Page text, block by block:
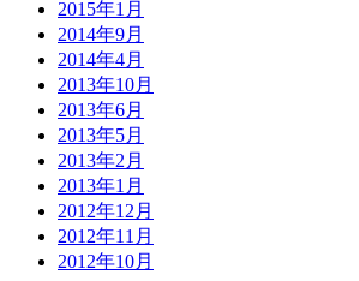
2015年1月
2014年9月
2014年4月
2013年10月
2013年6月
2013年5月
2013年2月
2013年1月
2012年12月
2012年11月
2012年10月